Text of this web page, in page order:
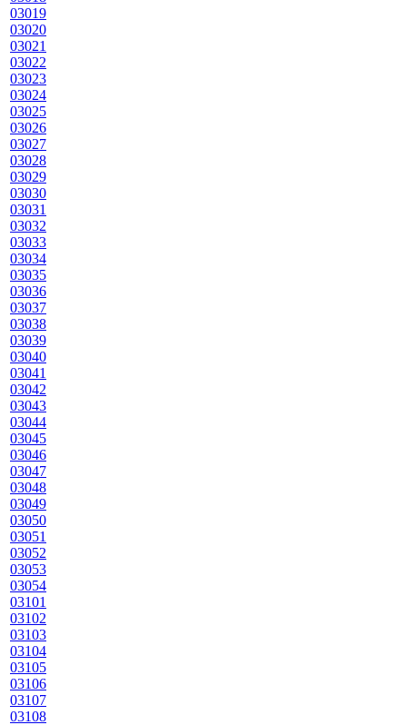
03019
03020
03021
03022
03023
03024
03025
03026
03027
03028
03029
03030
03031
03032
03033
03034
03035
03036
03037
03038
03039
03040
03041
03042
03043
03044
03045
03046
03047
03048
03049
03050
03051
03052
03053
03054
03101
03102
03103
03104
03105
03106
03107
03108